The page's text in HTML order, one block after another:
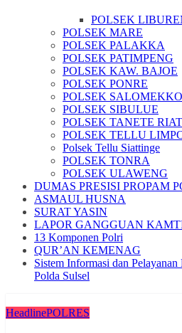
POLSEK
POLSEK MARE
POLSEK PALAKKA
POLSEK PATIMPENG
POLSEK KAW. BAJOE
POLSEK PONRE
POLSEK SALOMEKKO
POLSEK SIBULUE
POLSEK TANETE
POLSEK TELLU
Polsek Tellu Siattinge
POLSEK TONRA
POLSEK ULAWENG
DUMAS PRESISI PROPAM
ASMAUL HUSNA
SURAT YASIN
LAPOR GANGGUAN
13 Komponen Polri
QUR’AN KEMENAG
Sistem Informasi dan
Polda Sulsel
HeadlinePOLRES